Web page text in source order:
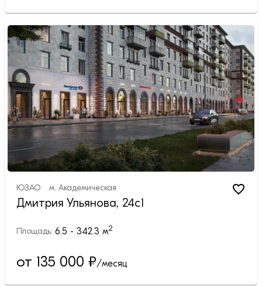
ЮЗАО м. Академическая
Дмитрия Ульянова, 24с1
Площадь: 6.5 - 342.3 м2
от 135 000 ₽/месяц